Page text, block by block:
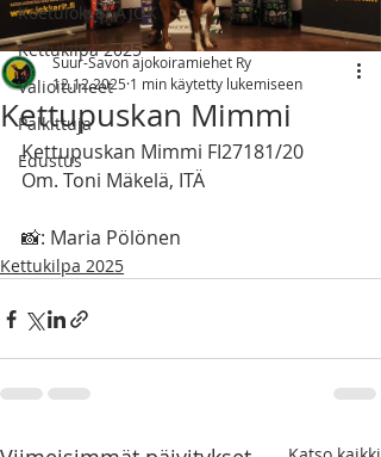
Koetulokset AJOK
Kettukilpa 2025
Valioituneet
Palkittuja
Edustus
Kettupuskan Mimmi
Suur-Savon ajokoiramiehet Ry
12.12.2025 1 min käytetty lukemiseen
Kettupuskan Mimmi FI27181/20
Om. Toni Mäkelä, ITÄ
📸: Maria Pölönen
Kettukilpa 2025